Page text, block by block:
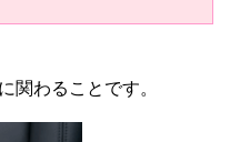
関わることです。